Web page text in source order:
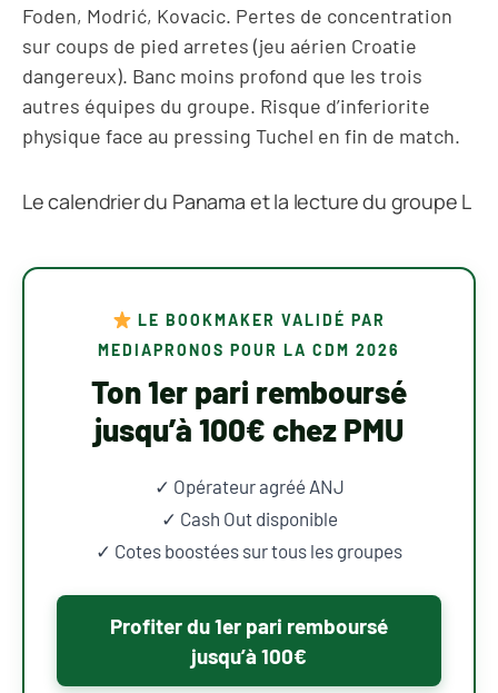
Foden, Modrić, Kovacic. Pertes de concentration
sur coups de pied arretes (jeu aérien Croatie
dangereux). Banc moins profond que les trois
autres équipes du groupe. Risque d’inferiorite
physique face au pressing Tuchel en fin de match.
Le calendrier du Panama et la lecture du groupe L
LE BOOKMAKER VALIDÉ PAR
MEDIAPRONOS POUR LA CDM 2026
Ton 1er pari remboursé
jusqu’à 100€ chez PMU
✓ Opérateur agréé ANJ
✓ Cash Out disponible
✓ Cotes boostées sur tous les groupes
Profiter du 1er pari remboursé
jusqu’à 100€